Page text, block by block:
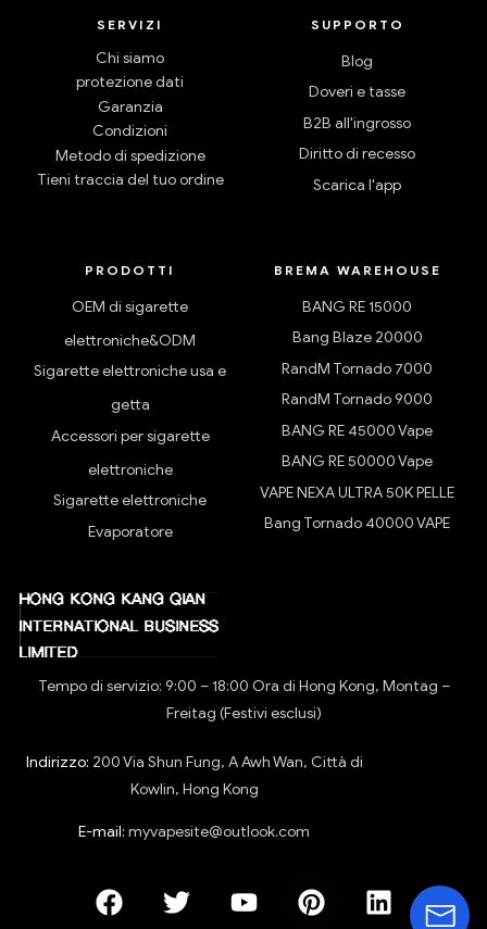
SERVIZI
Chi siamo
protezione dati
Garanzia
Condizioni
Metodo di spedizione
Tieni traccia del tuo ordine
SUPPORTO
Blog
Doveri e tasse
B2B all'ingrosso
Diritto di recesso
Scarica l'app
PRODOTTI
OEM di sigarette
elettroniche&ODM
Sigarette elettroniche usa e
getta
Accessori per sigarette
elettroniche
Sigarette elettroniche
Evaporatore
BREMA WAREHOUSE
BANG RE 15000
Bang Blaze 20000
RandM Tornado 7000
RandM Tornado 9000
BANG RE 45000 Vape
BANG RE 50000 Vape
VAPE NEXA ULTRA 50K PELLE
Bang Tornado 40000 VAPE
Tempo di servizio: 9:00 – 18:00 Ora di Hong Kong, Montag –
Freitag (Festivi esclusi)
Indirizzo: 200 Via Shun Fung, A Awh Wan, Città di
Kowlin, Hong Kong
E-mail: myvapesite@outlook.com